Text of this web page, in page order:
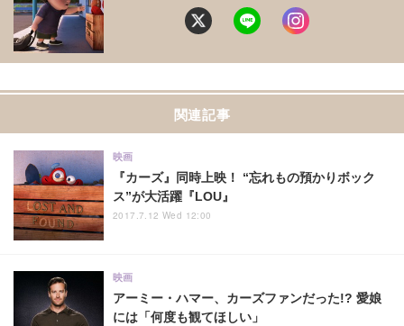
関連記事
『カーズ』同時上映！ “忘れもの預かりボック
ス”が大活躍『LOU』
映画
2017.7.12 Wed 12:00
アーミー・ハマー、カーズファンだった!? 愛娘
には「何度も観てほしい」
映画